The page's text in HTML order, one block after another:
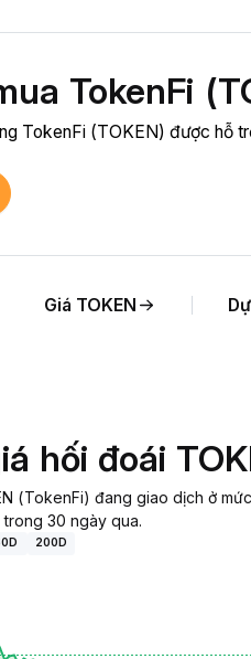
TokenFi
TokenFi (TOKEN) được hỗ
Giá TOKEN
hối đoái
(TokenFi) đang giao dịch ở
30 ngày qua.
200D